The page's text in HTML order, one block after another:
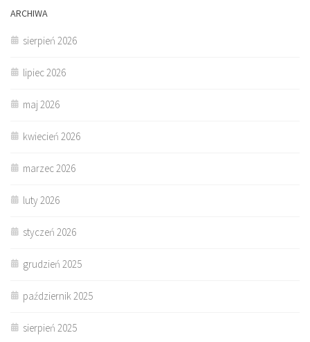
ARCHIWA
sierpień 2026
lipiec 2026
maj 2026
kwiecień 2026
marzec 2026
luty 2026
styczeń 2026
grudzień 2025
październik 2025
sierpień 2025